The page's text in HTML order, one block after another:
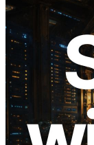
2026.08.05
ERPC 擴
增全球 7 個